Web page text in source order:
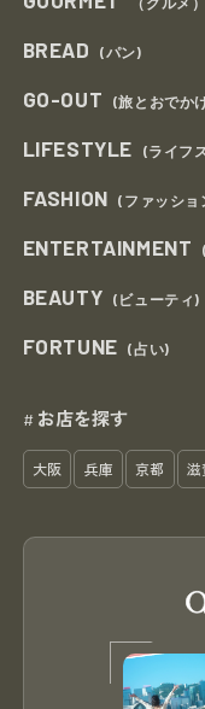
BREAD (パン)
GO-OUT (旅とおでか
LIFESTYLE (ライフ
FASHION (ファッショ
ENTERTAINMENT
BEAUTY (ビューティ)
FORTUNE (占い)
# お店を探す
大阪 兵庫 京都 滋